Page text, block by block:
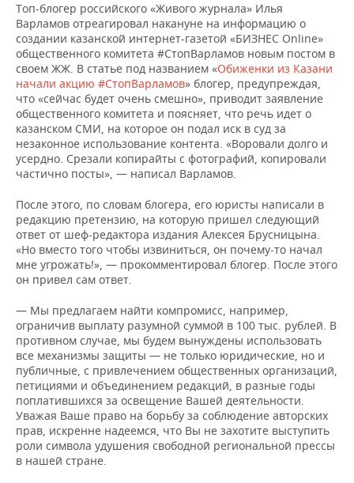
ВОДНЫЕ ВИДЫ СПОРТА
ХОККЕЙ С МЯЧОМ
ОБРАЗОВАНИЕ
ПРОИСШЕСТВИЯ
Топ-блогер российского «Живого журнала» Илья
Варламов отреагировал накануне на информацию о
создании казанской интернет-газетой «БИЗНЕС Online»
общественного комитета #СтопВарламов новым постом в
своем ЖЖ. В статье под названием «Обиженки из Казани
начали акцию #СтопВарламов» блогер, предупреждая,
что «сейчас будет очень смешно», приводит заявление
общественного комитета и поясняет, что речь идет о
казанском СМИ, на которое он подал иск в суд за
незаконное использование контента. «Воровали долго и
усердно. Срезали копирайты с фотографий, копировали
частично посты», — написал Варламов.
После этого, по словам блогера, его юристы написали в
редакцию претензию, на которую пришел следующий
ответ от шеф-редактора издания Алексея Брусницына.
«Но вместо того чтобы извиниться, он почему-то начал
мне угрожать!», — прокомментировал блогер. После этого
он привел сам ответ.
— Мы предлагаем найти компромисс, например,
ограничив выплату разумной суммой в 100 тыс. рублей. В
противном случае, мы будем вынуждены использовать
все механизмы защиты — не только юридические, но и
публичные, с привлечением общественных организаций,
петициями и объединением редакций, в разные годы
поплатившихся за освещение Вашей деятельности.
Уважая Ваше право на борьбу за соблюдение авторских
прав, искренне надеемся, что Вы не захотите выступить
роли символа удушения свободной региональной прессы
в нашей стране.